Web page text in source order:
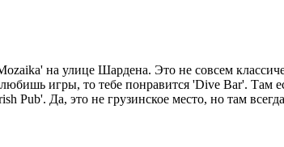
на улице Шардена. Это не совсем
игры, то тебе понравится 'Dive Bar'. Там
Да, это не грузинское место, но там всегда